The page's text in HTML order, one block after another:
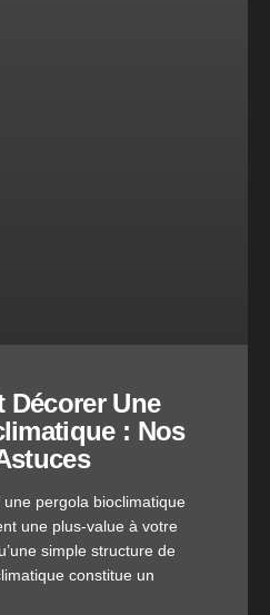
Décorer Une
: Nos
pergola bioclimatique
une plus-value à votre
simple structure de
constitue un